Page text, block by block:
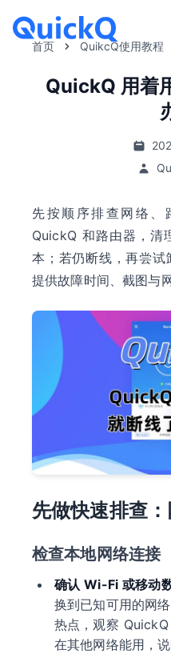
首页 QuikcQ使用教程
QuickQ 用着
先按顺序排查网络、
QuickQ 和路由器，清
本；若仍断线，再尝
提供故障时间、截图与
先做快速排查
检查本地网络连接
确认 Wi-Fi 或移动
换到已知可用的网
热点，观察
在其他网络能用，